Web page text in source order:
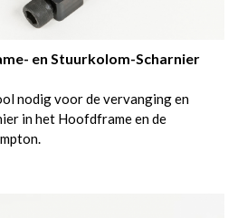
en Stuurkolom-Scharnier
nodig voor de vervanging en
in het Hoofdframe en de